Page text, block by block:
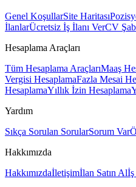
Genel KoşullarSite Haritası
İlanlarÜcretsiz İş İlanı VerCV
Hesaplama Araçları
Tüm Hesaplama AraçlarıMaaş
Vergisi HesaplamaFazla Mesai
HesaplamaYıllık İzin Hesaplama
Yardım
Sıkça Sorulan SorularSorum Var
Hakkımızda
Hakkımızdaİletişimİlan Satın Alİş